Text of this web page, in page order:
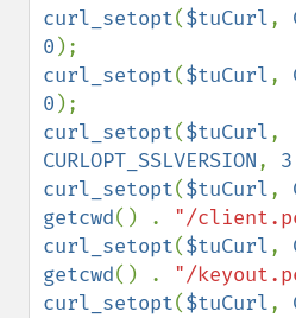
curl_setopt($tuCurl,
0
curl_setopt($tuCurl,
0
curl_setopt($tuCurl
CURLOPT_SSLVERSION, 3
curl_setopt($tuCurl,
getcwd() . "/
curl_setopt($tuCurl,
getcwd() . "/
curl_setopt($tuCurl,